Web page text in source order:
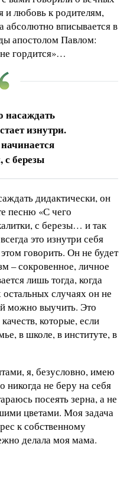
и любовь к родителям,
вписывается в
апостолом Павлом:
гордится»…
насаждать
изнутри.
березы
дидактически, он
песню «С чего
с березы… и так
это изнутри себя
говорить. Он не будет
– сокровенное, личное
лишь тогда, когда
случаях он не
можно выучить. Это
которые, если
в школе, в институте, в
я, безусловно, имею
никогда не беру на себя
посеять зерна, а не
цветами. Моя задача
к собственному
делала моя мама.